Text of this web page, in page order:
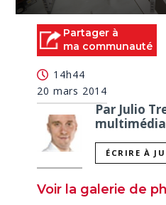
seconds
seconds
Partager à
ma communauté
14h44
20 mars 2014
Par Julio
multimédia
ÉCRIRE À
Voir la galerie de